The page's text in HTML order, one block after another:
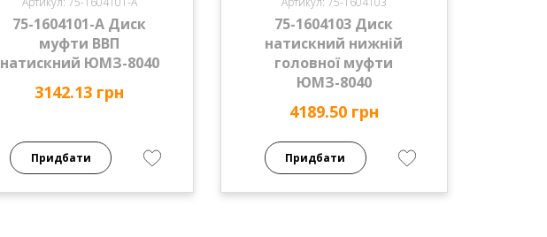
75-1604101-А Диск
муфти ВВП
натискний ЮМЗ-8040
3142.13 грн
Придбати
75-1604103 Диск
натискний нижній
головної муфти
ЮМЗ-8040
4189.50 грн
Придбати